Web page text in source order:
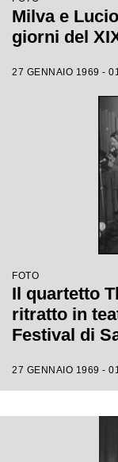
Milva e
giorni del
27 GENNAIO 1969 -
FOTO
Il quartetto
ritratto in
Festival di
27 GENNAIO 1969 -